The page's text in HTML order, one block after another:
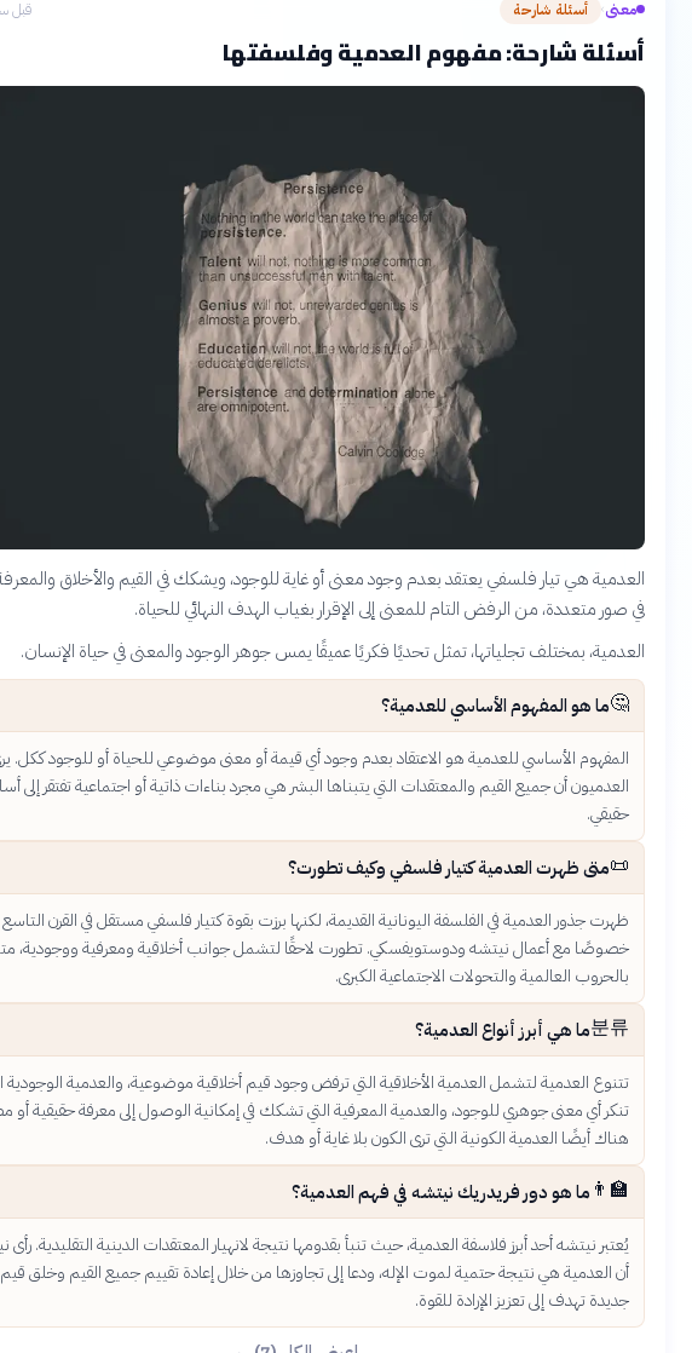
معنى› أسئلة شارحة قبل
أسئلة شارحة: مفهوم العدمية وفلسفتها
العدمية هي تيار فلسفي يعتقد بعدم وجود معنى أو غاية للوجود، ويشكك في القيم والأخلاق
في صور متعددة، من الرفض التام للمعنى إلى الإقرار بغياب الهدف النهائي للحياة.
العدمية، بمختلف تجلياتها، تمثل تحديًا فكريًا عميقًا يمس جوهر الوجود والمعنى في حياة الإنسان.
🤔ما هو المفهوم الأساسي للعدمية؟
المفهوم الأساسي للعدمية هو الاعتقاد بعدم وجود أي قيمة أو معنى موضوعي للحياة أو للوجود ككل.
العدميون أن جميع القيم والمعتقدات التي يتبناها البشر هي مجرد بناءات ذاتية أو اجتماعية تفتقر إلى
حقيقي.
📜متى ظهرت العدمية كتيار فلسفي وكيف تطورت؟
ظهرت جذور العدمية في الفلسفة اليونانية القديمة، لكنها برزت بقوة كتيار فلسفي مستقل في القرن
خصوصًا مع أعمال نيتشه ودوستويفسكي. تطورت لاحقًا لتشمل جوانب أخلاقية ومعرفية ووجودية،
بالحروب العالمية والتحولات الاجتماعية الكبرى.
분류ما هي أبرز أنواع العدمية؟
تتنوع العدمية لتشمل العدمية الأخلاقية التي ترفض وجود قيم أخلاقية موضوعية، والعدمية الوجودية
تنكر أي معنى جوهري للوجود، والعدمية المعرفية التي تشكك في إمكانية الوصول إلى معرفة حقيقية أو
هناك أيضًا العدمية الكونية التي ترى الكون بلا غاية أو هدف.
👨‍🏫 ما هو دور فريدريك نيتشه في فهم العدمية؟
يُعتبر نيتشه أحد أبرز فلاسفة العدمية، حيث تنبأ بقدومها نتيجة لانهيار المعتقدات الدينية التقليدية. رأى
أن العدمية هي نتيجة حتمية لموت الإله، ودعا إلى تجاوزها من خلال إعادة تقييم جميع القيم وخلق قيم
جديدة تهدف إلى تعزيز الإرادة للقوة.